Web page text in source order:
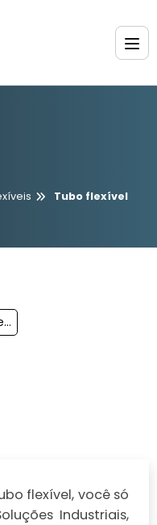
Tubo flexível
Fornecedor De Tubo Flexível Para Irrigação
flexível, você só
Industriais,